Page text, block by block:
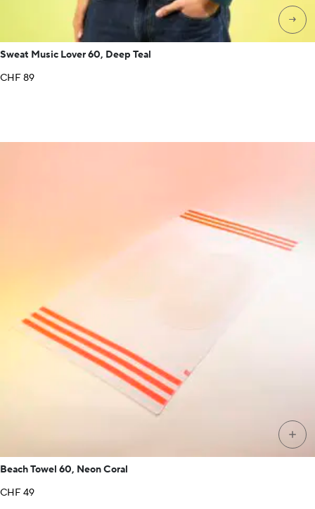
→
Sweat Music Lover 60, Deep Teal
CHF89
+
Beach Towel 60, Neon Coral
CHF49